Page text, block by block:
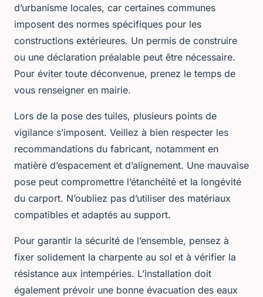
d’urbanisme locales, car certaines communes
imposent des normes spécifiques pour les
constructions extérieures. Un permis de construire
ou une déclaration préalable peut être nécessaire.
Pour éviter toute déconvenue, prenez le temps de
vous renseigner en mairie.
Lors de la pose des tuiles, plusieurs points de
vigilance s’imposent. Veillez à bien respecter les
recommandations du fabricant, notamment en
matière d’espacement et d’alignement. Une mauvaise
pose peut compromettre l’étanchéité et la longévité
du carport. N’oubliez pas d’utiliser des matériaux
compatibles et adaptés au support.
Pour garantir la sécurité de l’ensemble, pensez à
fixer solidement la charpente au sol et à vérifier la
résistance aux intempéries. L’installation doit
également prévoir une bonne évacuation des eaux